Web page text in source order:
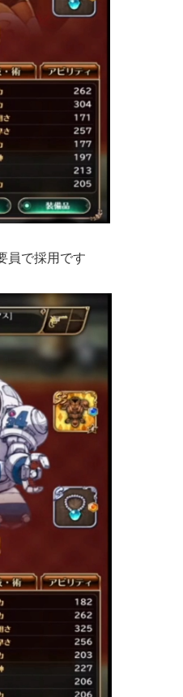
員で採用です